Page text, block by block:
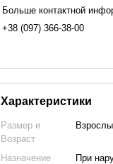
Больше контактной
+38 (097) 366-38-00
Характеристики
Размер и
Возраст
Назначение
При